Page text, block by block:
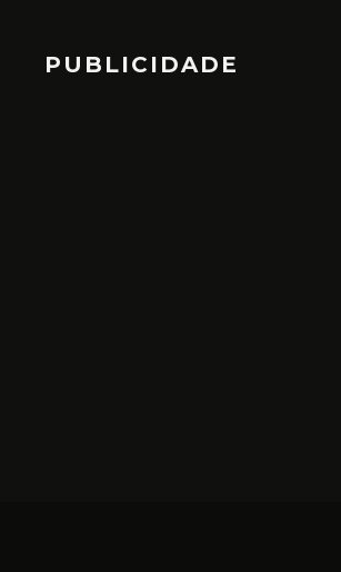
PUBLICIDADE